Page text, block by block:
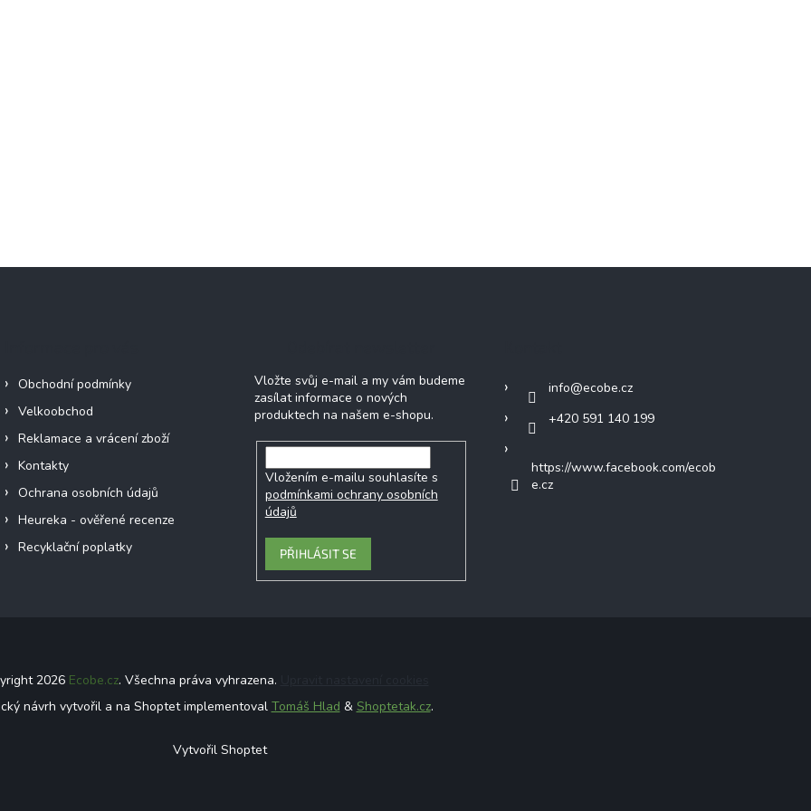
Obchodní podmínky
Velkoobchod
Reklamace a vrácení zboží
Kontakty
Ochrana osobních údajů
Heureka - ověřené recenze
Recyklační poplatky
Vložte svůj e-mail a my vám budeme
zasílat informace o nových
produktech na našem e-shopu.
Vložením e-mailu souhlasíte s
podmínkami ochrany osobních
údajů
PŘIHLÁSIT SE
info@ecobe.cz
+420 591 140 199
https://www.facebook.com/ecob
e.cz
2026 Ecobe.cz. Všechna práva vyhrazena.
návrh vytvořil a na Shoptet implementoval Tomáš Hlad & Shoptetak.cz.
Vytvořil Shoptet